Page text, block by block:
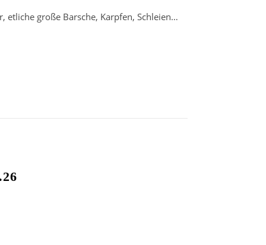
etliche große Barsche, Karpfen, Schleien…